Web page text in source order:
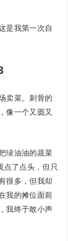
是我第一次自
卖菜。刺骨的
像一个又圆又
绿油油的蔬菜
点了点头，但只
很多，但我却
我的摊位面前
我终于敢小声